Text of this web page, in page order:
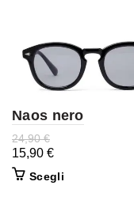
Naos nero
24,90€
15,90 €
Scegli